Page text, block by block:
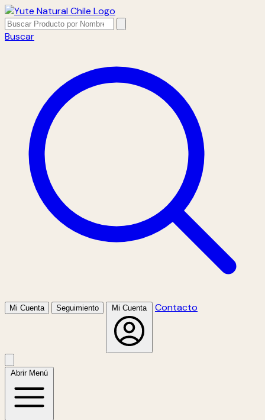
Buscar
Mi Cuenta Seguimiento Mi Cuenta Contacto
Abrir Menú